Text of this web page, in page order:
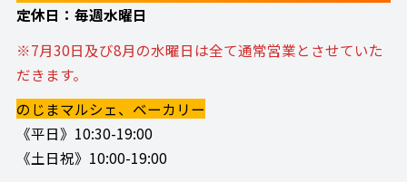
定休日：毎週水曜日
※7月30日及び8月の水曜日は全て通常営業とさせていた
だきます。
のじまマルシェ、ベーカリー
《平日》10:30-19:00
《土日祝》10:00-19:00